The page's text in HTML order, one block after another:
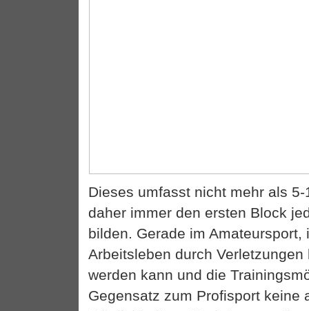
Dieses umfasst nicht mehr als
daher immer den ersten Block
bilden. Gerade im Amateursport,
Arbeitsleben durch
werden kann und die
Gegensatz zum Profisport keine